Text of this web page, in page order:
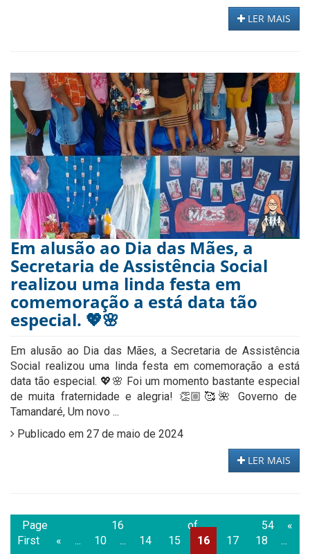
LER MAIS
Em alusão ao Dia das Mães, a
Secretaria de Assistência Social
realizou uma linda festa em
comemoração a está data tão
especial. 💖🌸
Em alusão ao Dia das Mães, a Secretaria de Assistência
Social realizou uma linda festa em comemoração a está
data tão especial. 💖🌸 Foi um momento bastante especial
de muita fraternidade e alegria! 👏🏼🥰🌺 Governo de
Tamandaré, Um novo ...
Publicado em 27 de maio de 2024
LER MAIS
Page 16 of 54
«
First
« ... 10 ... 14 15 16 17 18 ...